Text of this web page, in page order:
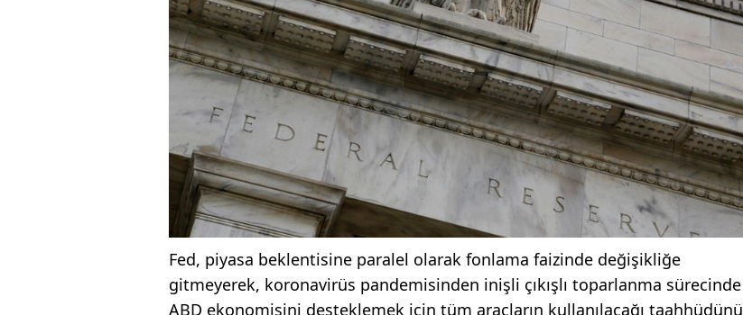
Fed, piyasa beklentisine paralel olarak fonlama faizinde değişikliğe
gitmeyerek, koronavirüs pandemisinden inişli çıkışlı toparlanma sürecinde
ABD ekonomisini desteklemek için tüm araçların kullanılacağı taahhüdünü